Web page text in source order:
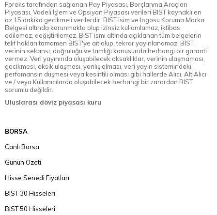
Foreks tarafından sağlanan Pay Piyasası, Borçlanma Araçları
Piyasası, Vadeli İşlem ve Opsiyon Piyasası verileri BIST kaynaklı en
az 15 dakika gecikmeli verilerdir. BIST isim ve logosu Koruma Marka
Belgesi altında korunmakta olup izinsiz kullanılamaz, iktibas
edilemez, değiştirilemez. BIST ismi altında açıklanan tüm belgelerin
telif hakları tamamen BIST'ye ait olup, tekrar yayınlanamaz. BIST,
verinin sekansı, doğruluğu ve tamlığı konusunda herhangi bir garanti
vermez. Veri yayınında oluşabilecek aksaklıklar, verinin ulaşmaması,
gecikmesi, eksik ulaşması, yanlış olması, veri yayın sistemindeki
perfomansın düşmesi veya kesintili olması gibi hallerde Alıcı, Alt Alıcı
ve / veya Kullanıcılarda oluşabilecek herhangi bir zarardan BIST
sorumlu değildir.
Uluslarası döviz piyasası kuru
BORSA
Canlı Borsa
Günün Özeti
Hisse Senedi Fiyatları
BIST 30 Hisseleri
BIST 50 Hisseleri